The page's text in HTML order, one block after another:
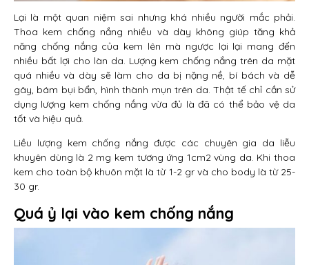
Lại là một quan niệm sai nhưng khá nhiều người mắc phải.
Thoa kem chống nắng nhiều và dày không giúp tăng khả
năng chống nắng của kem lên mà ngược lại lại mang đến
nhiều bất lợi cho làn da. Lượng kem chống nắng trên da mặt
quá nhiều và dày sẽ làm cho da bị nặng nề, bí bách và dễ
gây, bám bụi bẩn, hình thành mụn trên da. Thật tế chỉ cần sử
dụng lượng kem chống nắng vừa đủ là đã có thể bảo vệ da
tốt và hiệu quả.
Liều lượng kem chống nắng được các chuyên gia da liễu
khuyên dùng là 2 mg kem tương ứng 1cm2 vùng da. Khi thoa
kem cho toàn bộ khuôn mặt là từ 1-2 gr và cho body là từ 25-
30 gr.
Quá ỷ lại vào kem chống nắng